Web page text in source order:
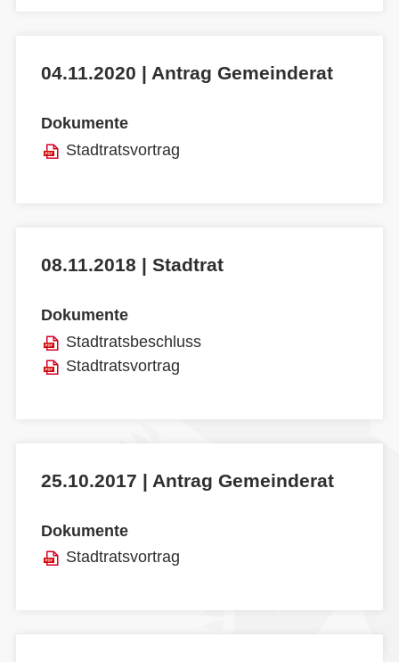
04.11.2020 | Antrag Gemeinderat
Dokumente
Stadtratsvortrag
08.11.2018 | Stadtrat
Dokumente
Stadtratsbeschluss
Stadtratsvortrag
25.10.2017 | Antrag Gemeinderat
Dokumente
Stadtratsvortrag